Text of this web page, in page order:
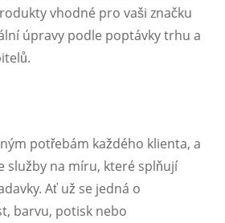
vhodné pro vaši značku
úpravy podle poptávky trhu a
potřebám každého klienta, a
služby na míru, které splňují
Ať už se jedná o
barvu, potisk nebo